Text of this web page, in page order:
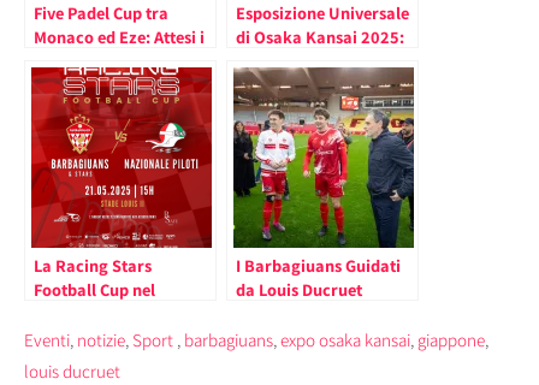
Five Padel Cup tra
Monaco ed Eze: Attesi i
Campioni Azzurri di
Calcio
Esposizione Universale
di Osaka Kansai 2025:
Monaco in Presenza del
Principe Alberto II
La Racing Stars
Football Cup nel
Barbagiuans Contro
Nazionale Piloti
I Barbagiuans Guidati
da Louis Ducruet
Cup nel Principato
Eventi, notizie, Sport , barbagiuans,expo osaka kansai, giappone,
louis ducruet